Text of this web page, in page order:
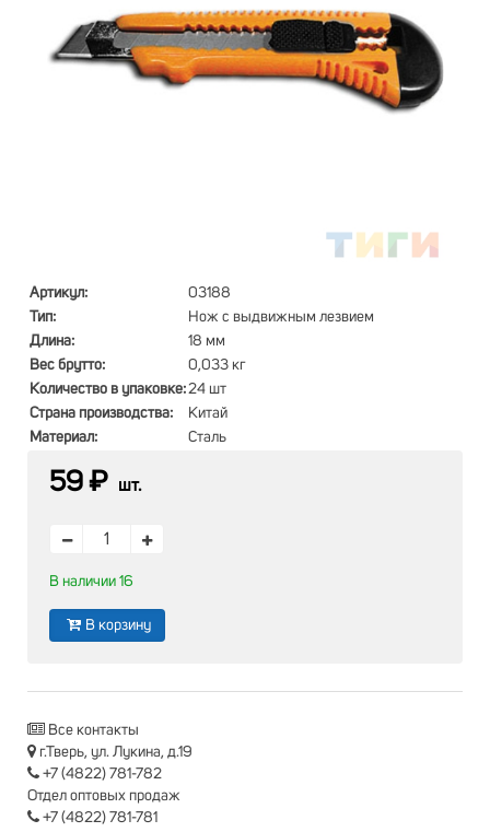
Артикул:
03188
Тип:
Нож с выдвижным лезвием
Длина:
18 мм
Вес брутто:
0,033 кг
Количество в упаковке:24 шт
Страна производства:
Китай
Материал:
Сталь
59 ₽ шт.
В наличии 16
В корзину
Все контакты
г.Тверь, ул. Лукина, д.19
+7 (4822) 781-782
Отдел оптовых продаж
+7 (4822) 781-781